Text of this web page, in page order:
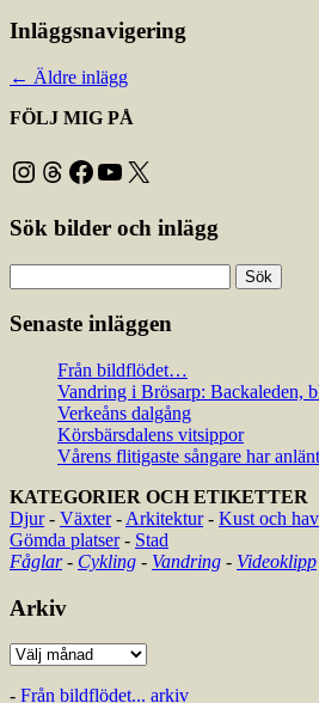
Inläggsnavigering
← Äldre inlägg
FÖLJ MIG PÅ
Instagram
Threads
Facebook
YouTube
X
Sök bilder och inlägg
efter:
Senaste inläggen
Från bildflödet…
Vandring i Brösarp: Backaleden,
Verkeåns dalgång
Körsbärsdalens vitsippor
Vårens flitigaste sångare har
KATEGORIER OCH ETIKETTER
Djur- Växter- Arkitektur- Kust och hav
Gömda platser- Stad
Fåglar- Cykling - Vandring - Videoklipp
Arkiv
Arkiv
- Från bildflödet... arkiv